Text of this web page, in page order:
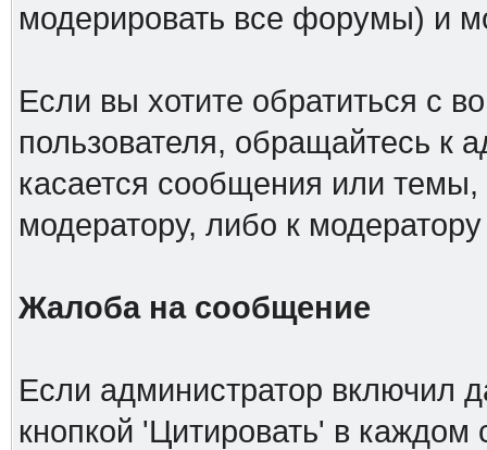
модерировать все форумы) и
Если вы хотите обратиться с
пользователя, обращайтесь к
касается сообщения или
модератору, либо к
Жалоба на сообщение
Если администратор
кнопкой 'Цитировать' в